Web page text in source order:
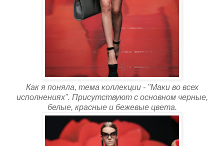
Как я поняла, тема коллекции - "Маки во всех
исполнениях". Присутствуют с основном черные,
белые, красные и бежевые цвета.